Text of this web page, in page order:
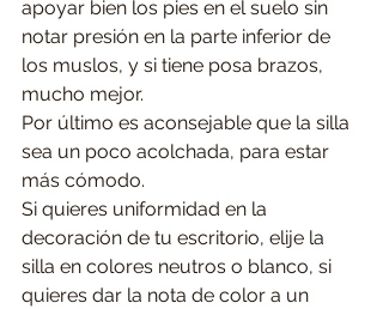
apoyar bien los pies en el suelo sin
notar presión en la parte inferior de
los muslos, y si tiene posa brazos,
mucho mejor.
Por último es aconsejable que la silla
sea un poco acolchada, para estar
más cómodo.
Si quieres uniformidad en la
decoración de tu escritorio, elije la
silla en colores neutros o blanco, si
quieres dar la nota de color a un